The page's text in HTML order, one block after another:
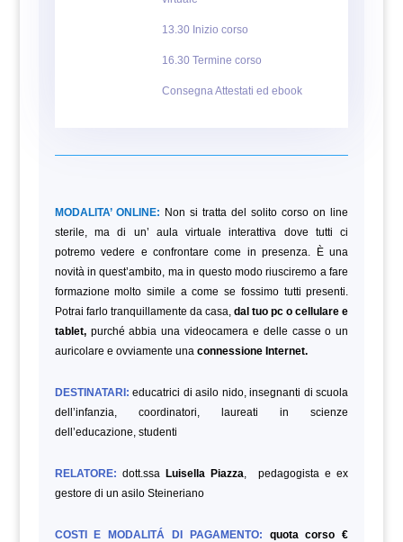
13.30 Inizio corso
16.30 Termine corso
Consegna Attestati ed ebook
MODALITA’ ONLINE: Non si tratta del solito corso on line
sterile, ma di un’ aula virtuale interattiva dove tutti ci
potremo vedere e confrontare come in presenza. È una
novità in quest’ambito, ma in questo modo riusciremo a fare
formazione molto simile a come se fossimo tutti presenti.
Potrai farlo tranquillamente da casa, dal tuo pc o cellulare e
tablet,purché abbia una videocamera e delle casse o un
auricolare e ovviamente una connessione Internet.
DESTINATARI: educatrici di asilo nido, insegnanti di scuola
dell’infanzia, coordinatori, laureati in scienze
dell’educazione, studenti
RELATORE: dott.ssa Luisella Piazza, pedagogista e ex
gestore di un asilo Steineriano
COSTI E MODALITÁ DI PAGAMENTO:
quota corso €